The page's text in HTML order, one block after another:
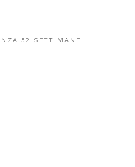
52 SETTIMANE